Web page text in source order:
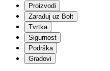
Proizvodi
Zarađuj uz Bolt
Tvrtka
Sigurnost
Podrška
Gradovi